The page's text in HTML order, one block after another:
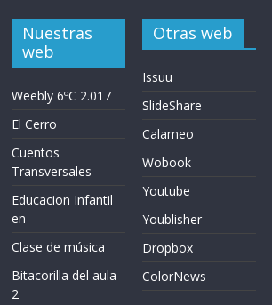
Nuestras
web
Weebly 6ºC 2.017
El Cerro
Cuentos
Transversales
Educacion Infantil
en
Clase de música
Bitacorilla del aula
2
Otras web
Issuu
SlideShare
Calameo
Wobook
Youtube
Youblisher
Dropbox
ColorNews